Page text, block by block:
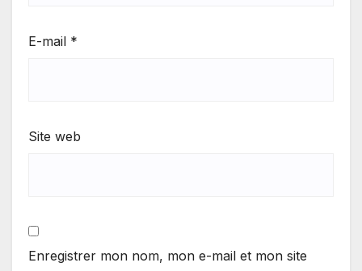
E-mail *
Site web
Enregistrer mon nom, mon e-mail et mon site